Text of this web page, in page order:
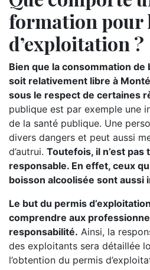
formation pour
d’exploitation ?
Bien que la consommation
soit relativement libre à
sous le respect de certaines
publique est par exemple une
de la santé publique. Une
divers dangers et peut aussi
d’autrui. Toutefois, il n’est pas
responsable. En effet, ceux
boisson alcoolisée sont aussi
Le but du permis
comprendre aux
responsabilité. Ainsi, la
des exploitants sera détaillée
l’obtention du permis